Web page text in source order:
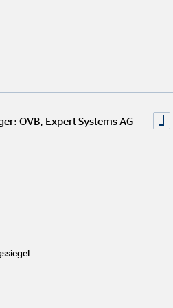
senken:
zusammen, von denen nicht
haben. Du kannst deine
hohen Preissteigerung
ist. Doch dafür musst du
Ausgaben sind. Ein
OVB, Expert Systems AG